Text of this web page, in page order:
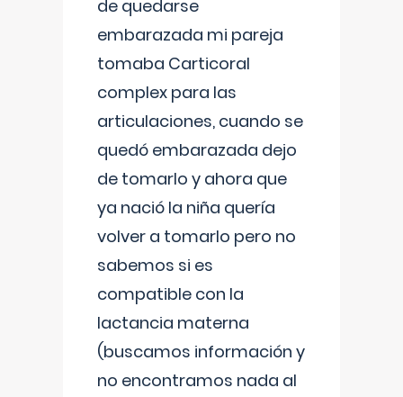
de quedarse
embarazada mi pareja
tomaba Carticoral
complex para las
articulaciones, cuando se
quedó embarazada dejo
de tomarlo y ahora que
ya nació la niña quería
volver a tomarlo pero no
sabemos si es
compatible con la
lactancia materna
(buscamos información y
no encontramos nada al